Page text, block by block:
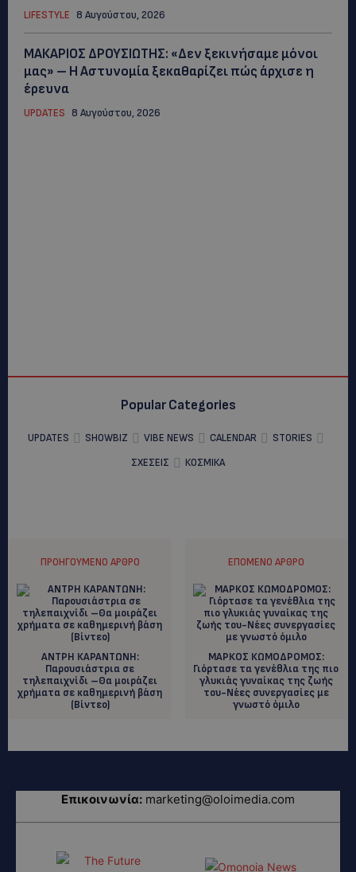
LIFESTYLE 8 Αυγούστου, 2026
ΜΑΚΑΡΙΟΣ ΔΡΟΥΣΙΩΤΗΣ: «Δεν ξεκινήσαμε μόνοι
μας» – Η Αστυνομία ξεκαθαρίζει πώς άρχισε η
έρευνα
UPDATES 8 Αυγούστου, 2026
Popular Categories
UPDATES SHOWBIZ VIBE NEWS CALENDAR
STORIES
ΣΧΕΣΕΙΣ
ΚΟΣΜΙΚΑ
ΠΡΟΗΓΟΎΜΕΝΟ ΆΡΘΡΟ
ΑΝΤΡΗ ΚΑΡΑΝΤΩΝΗ:
Παρουσιάστρια σε
τηλεπαιχνίδι –Θα μοιράζει
χρήματα σε καθημερινή βάση
(Βίντεο)
ΕΠΌΜΕΝΟ ΆΡΘΡΟ
ΜΑΡΚΟΣ ΚΩΜΟΔΡΟΜΟΣ:
Γιόρτασε τα γενέθλια της πιο
γλυκιάς γυναίκας της ζωής
του-Νέες συνεργασίες με
γνωστό όμιλο
Επικοινωνία: marketing@oloimedia.com